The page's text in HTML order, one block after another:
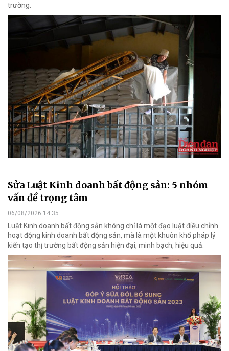
trường.
Sửa Luật Kinh doanh bất động sản: 5 nhóm
vấn đề trọng tâm
06/08/2026 14:35
Luật Kinh doanh bất động sản không chỉ là một đạo luật điều chỉnh
hoạt động kinh doanh bất động sản, mà là một khuôn khổ pháp lý
kiến tạo thị trường bất động sản hiện đại, minh bạch, hiệu quả.